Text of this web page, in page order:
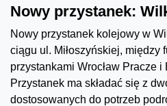
Nowy przystanek:
Nowy przystanek kolejowy w
ciągu ul. Miłoszyńskiej, między
przystankami Wrocław Pracze
Przystanek ma składać się z
dostosowanych do potrzeb